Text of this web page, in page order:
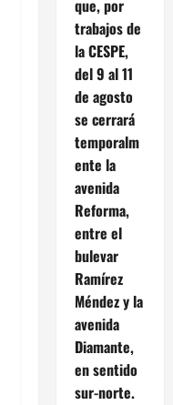
que, por
trabajos de
la CESPE,
del 9 al 11
de agosto
se cerrará
temporalm
ente la
avenida
Reforma,
entre el
bulevar
Ramírez
Méndez y la
avenida
Diamante,
en sentido
sur-norte.